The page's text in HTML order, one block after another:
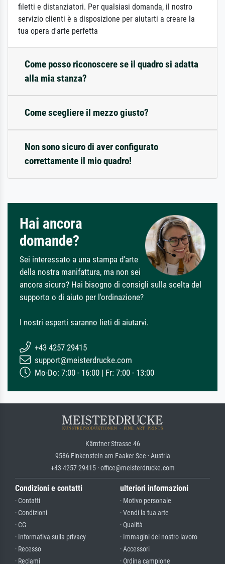
filetti e distanziatori. Per qualsiasi domanda, il nostro
servizio clienti è a disposizione per aiutarti a creare la
tua opera d'arte perfetta
Come posso riconoscere se il quadro si adatta
alla mia stanza?
Come scegliere il mezzo giusto?
Non sono sicuro di aver configurato
correttamente il mio quadro!
Hai ancora
domande?
Sei interessato a una stampa d'arte
della nostra manifattura, ma non sei
ancora sicuro? Hai bisogno di consigli sulla scelta del
supporto o di aiuto per l'ordinazione?
I nostri esperti saranno lieti di aiutarvi.
+43 4257 29415
support@meisterdrucke.com
Mo-Do: 7:00 - 16:00 | Fr: 7:00 - 13:00
Kärntner Strasse 46
9586 Finkenstein am Faaker See · Austria
+43 4257 29415 · office@meisterdrucke.com
Condizioni e contatti
· Contatti
· Condizioni
· CG
· Informativa sulla privacy
· Recesso
· Reclami
ulteriori informazioni
· Motivo personale
· Vendi la tua arte
· Qualità
· Immagini del nostro lavoro
· Accessori
· Ordina campione